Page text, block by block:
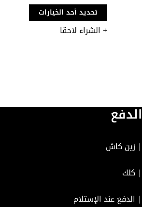
تحديد أحد الخيارات
+ الشراء لاحقا
الدفع
| زين كاش
| كلك
| الدفع عند الإستلام